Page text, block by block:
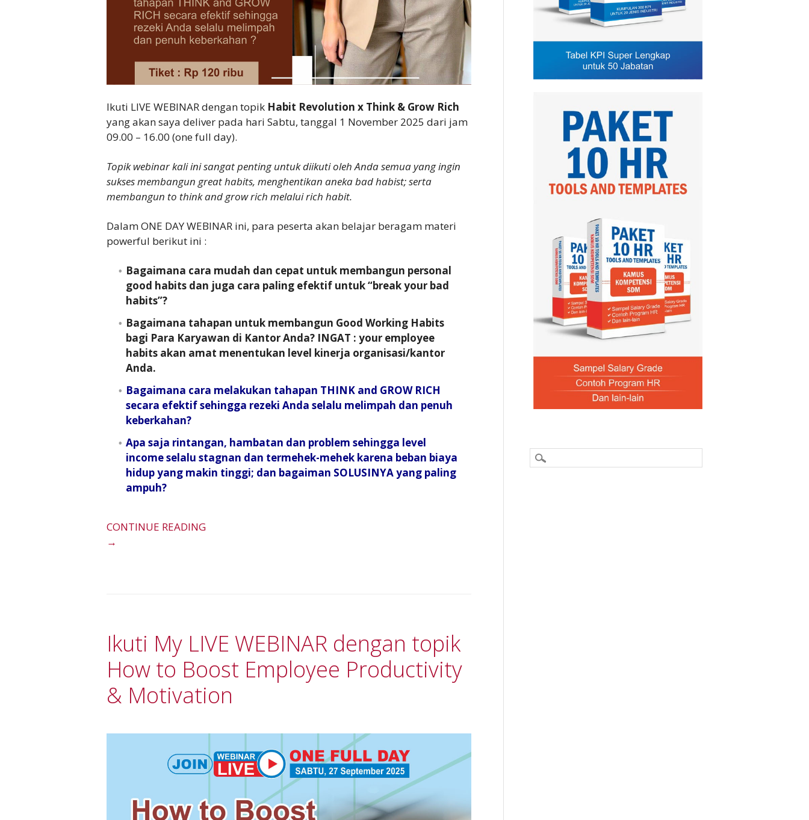
Ikuti LIVE WEBINAR dengan topik Habit Revolution x Think & Grow Rich
yang akan saya deliver pada hari Sabtu, tanggal 1 November 2025 dari jam
09.00 – 16.00 (one full day).
Topik webinar kali ini sangat penting untuk diikuti oleh Anda semua yang ingin
sukses membangun great habits, menghentikan aneka bad habist; serta
membangun to think and grow rich melalui rich habit.
Dalam ONE DAY WEBINAR ini, para peserta akan belajar beragam materi
powerful berikut ini :
Bagaimana cara mudah dan cepat untuk membangun personal
good habits dan juga cara paling efektif untuk “break your bad
habits”?
Bagaimana tahapan untuk membangun Good Working Habits
bagi Para Karyawan di Kantor Anda? INGAT : your employee
habits akan amat menentukan level kinerja organisasi/kantor
Anda.
Bagaimana cara melakukan tahapan THINK and GROW RICH
secara efektif sehingga rezeki Anda selalu melimpah dan penuh
keberkahan?
Apa saja rintangan, hambatan dan problem sehingga level
income selalu stagnan dan termehek-mehek karena beban biaya
hidup yang makin tinggi; dan bagaiman SOLUSINYA yang paling
ampuh?
CONTINUE READING
→
Ikuti My LIVE WEBINAR dengan topik
How to Boost Employee Productivity
& Motivation